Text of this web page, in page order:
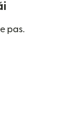
pas.